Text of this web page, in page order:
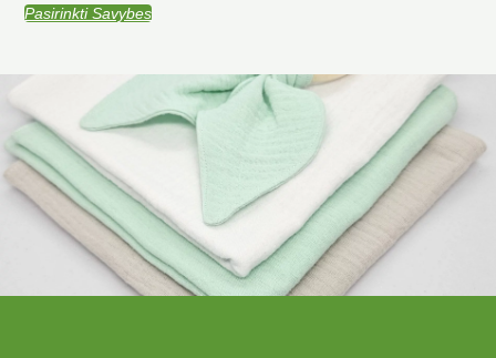
Pasirinkti Savybes